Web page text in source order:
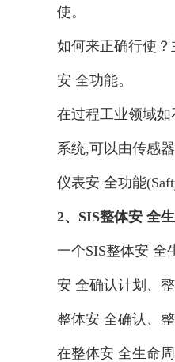
使。
如何来正确行使
安 全功能。
在过程工业领域如
系统,可以由传感
仪表安 全功能
2、SIS整体安 全
一个SIS整体安 全
安 全确认计划、
整体安 全确认、
在整体安 全生命